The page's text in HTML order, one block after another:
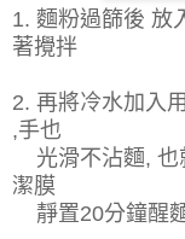
1. 麵粉過篩後 放
著攪拌
2. 再將冷水加入
,手也
光滑不沾麵, 也
潔膜
靜置20分鐘醒